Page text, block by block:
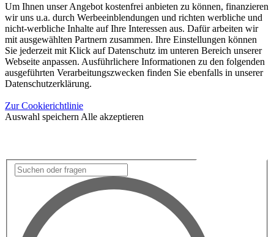
Um Ihnen unser Angebot kostenfrei anbieten zu können, finanzieren
wir uns u.a. durch Werbeeinblendungen und richten werbliche und
nicht-werbliche Inhalte auf Ihre Interessen aus. Dafür arbeiten wir
mit ausgewählten Partnern zusammen. Ihre Einstellungen können
Sie jederzeit mit Klick auf Datenschutz im unteren Bereich unserer
Webseite anpassen. Ausführlichere Informationen zu den folgenden
ausgeführten Verarbeitungszwecken finden Sie ebenfalls in unserer
Datenschutzerklärung.
Zur Cookierichtlinie
Auswahl speichern Alle akzeptieren